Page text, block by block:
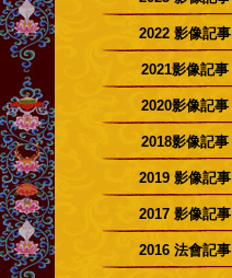
2022 影像記事
2021影像記事
2020影像記事
2018影像記事
2019 影像記事
2017 影像記事
2016 法會記事